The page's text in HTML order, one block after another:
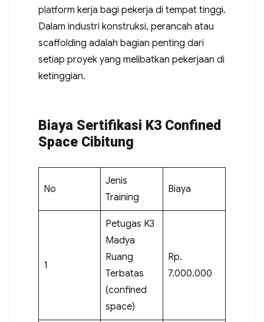
platform kerja bagi pekerja di tempat tinggi.
Dalam industri konstruksi, perancah atau
scaffolding adalah bagian penting dari
setiap proyek yang melibatkan pekerjaan di
ketinggian.
Biaya Sertifikasi K3 Confined
Space Cibitung
No
Jenis
Training
Biaya
1
Petugas K3
Madya
Ruang
Terbatas
(confined
space)
Rp.
7.000.000